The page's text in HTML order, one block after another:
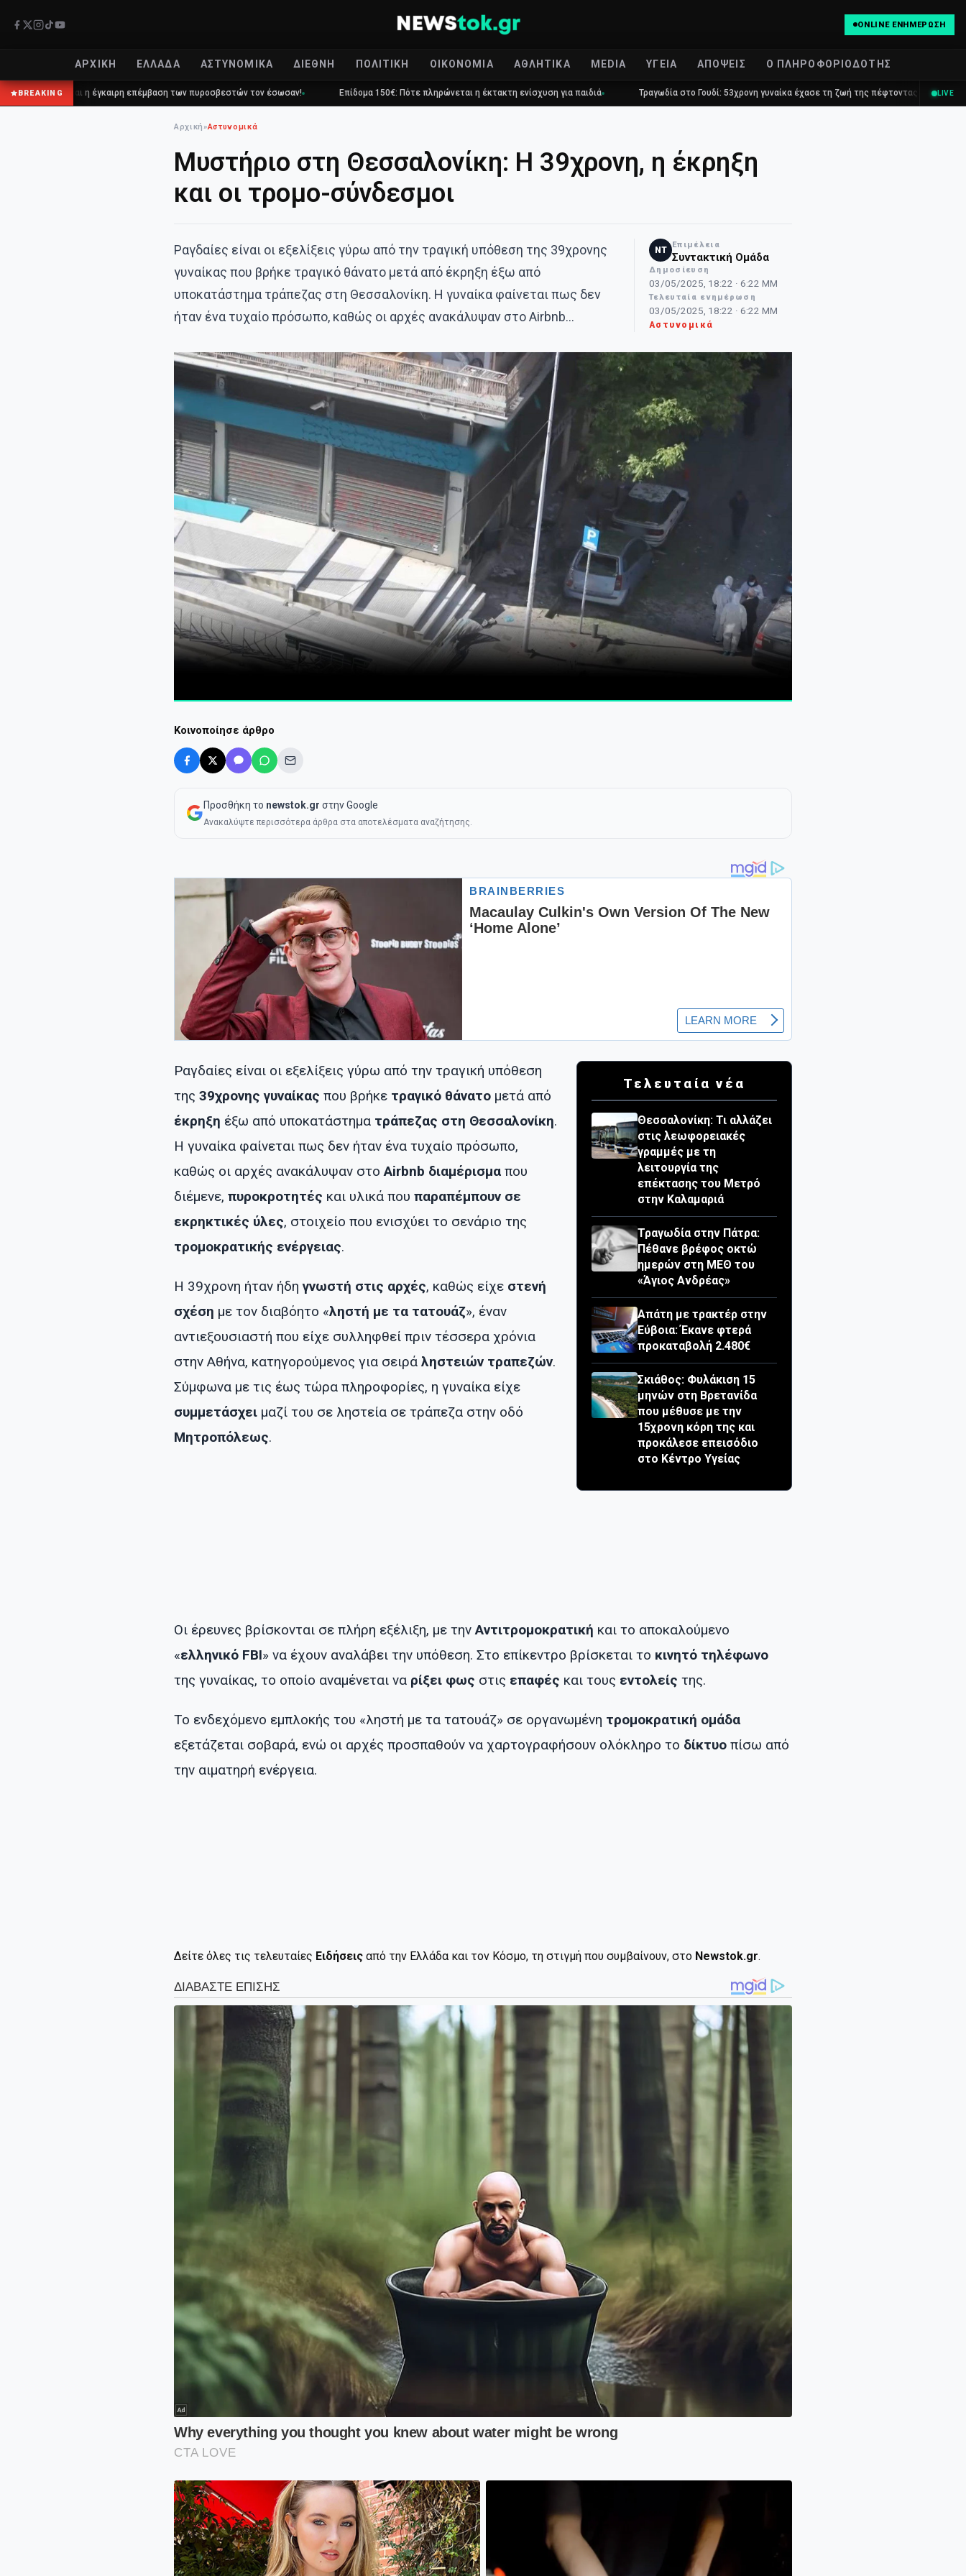
ONLINE ΕΝΗΜΈΡΩΣΗ
ΑΡΧΙΚΉ ΕΛΛΆΔΑ ΑΣΤΥΝΟΜΙΚΆ ΔΙΕΘΝΉ ΠΟΛΙΤΙΚΉ ΟΙΚΟΝΟΜΊΑ ΑΘΛΗΤΙΚΆ MEDIA ΥΓΕΊΑ ΑΠΌΨΕΙΣ Ο ΠΛΗΡΟΦΟΡΙΟΔΌΤΗΣ
BREAKING
και η έγκαιρη επέμβαση των πυροσβεστών τον έσωσαν! Επίδομα 150€: Πότε πληρώνεται η έκτακτη ενίσχυση για παιδιά Τραγωδία στο Γουδί: 53χρονη γυναίκα έχασε τη ζωή της πέφτοντας στο κενό από τον LIVE
Αρχική »Αστυνομικά
Μυστήριο στη Θεσσαλονίκη: Η 39χρονη, η έκρηξη
και οι τρομο-σύνδεσμοι
Ραγδαίες είναι οι εξελίξεις γύρω από την τραγική υπόθεση της 39χρονης
γυναίκας που βρήκε τραγικό θάνατο μετά από έκρηξη έξω από
υποκατάστημα τράπεζας στη Θεσσαλονίκη. Η γυναίκα φαίνεται πως δεν
ήταν ένα τυχαίο πρόσωπο, καθώς οι αρχές ανακάλυψαν στο Airbnb…
NT Επιμέλεια
Συντακτική Ομάδα
Δημοσίευση
03/05/2025, 18:22 · 6:22 ΜΜ
Τελευταία ενημέρωση
03/05/2025, 18:22 · 6:22 ΜΜ
Αστυνομικά
Κοινοποίησε άρθρο
Προσθήκη το newstok.gr στην Google
Ανακαλύψτε περισσότερα άρθρα στα αποτελέσματα αναζήτησης.
Τελευταία νέα
Θεσσαλονίκη: Τι αλλάζει
στις λεωφορειακές
γραμμές με τη
λειτουργία της
επέκτασης του Μετρό
στην Καλαμαριά
Τραγωδία στην Πάτρα:
Πέθανε βρέφος οκτώ
ημερών στη ΜΕΘ του
«Άγιος Ανδρέας»
Απάτη με τρακτέρ στην
Εύβοια: Έκανε φτερά
προκαταβολή 2.480€
Σκιάθος: Φυλάκιση 15
μηνών στη Βρετανίδα
που μέθυσε με την
15χρονη κόρη της και
προκάλεσε επεισόδιο
στο Κέντρο Υγείας
Ραγδαίες είναι οι εξελίξεις γύρω από την τραγική υπόθεση
της 39χρονης γυναίκας που βρήκε τραγικό θάνατο μετά από
έκρηξη έξω από υποκατάστημα τράπεζας στη Θεσσαλονίκη.
Η γυναίκα φαίνεται πως δεν ήταν ένα τυχαίο πρόσωπο,
καθώς οι αρχές ανακάλυψαν στοAirbnb διαμέρισμα που
διέμενε, πυροκροτητές και υλικά που παραπέμπουν σε
εκρηκτικές ύλες, στοιχείο που ενισχύει το σενάριο της
τρομοκρατικής ενέργειας.
Η 39χρονη ήταν ήδηγνωστή στις αρχές, καθώς είχε στενή
σχέση με τον διαβόητο «ληστή με τα τατουάζ», έναν
αντιεξουσιαστή που είχε συλληφθεί πριν τέσσερα χρόνια
στην Αθήνα, κατηγορούμενος για σειρά ληστειών τραπεζών.
Σύμφωνα με τις έως τώρα πληροφορίες, η γυναίκα είχε
συμμετάσχει μαζί του σε ληστεία σε τράπεζα στην οδό
Μητροπόλεως.
Οι έρευνες βρίσκονται σε πλήρη εξέλιξη, με τηνΑντιτρομοκρατική και το αποκαλούμενο
«ελληνικό FBI» να έχουν αναλάβει την υπόθεση. Στο επίκεντρο βρίσκεται το κινητό τηλέφωνο
της γυναίκας, το οποίο αναμένεται να ρίξει φως στις επαφές και τους εντολείς της.
Το ενδεχόμενο εμπλοκής του «ληστή με τα τατουάζ» σε οργανωμένη τρομοκρατική ομάδα
εξετάζεται σοβαρά, ενώ οι αρχές προσπαθούν να χαρτογραφήσουν ολόκληρο το δίκτυο πίσω από
την αιματηρή ενέργεια.
Δείτε όλες τις τελευταίες Ειδήσεις από την Ελλάδα και τον Κόσμο, τη στιγμή που συμβαίνουν, στο Newstok.gr.